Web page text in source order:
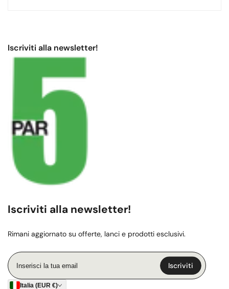
Iscriviti alla newsletter!
Iscriviti alla newsletter!
Rimani aggiornato su offerte, lanci e prodotti esclusivi.
Inserisci
la
tua
Iscriviti
Italia (EUR €)